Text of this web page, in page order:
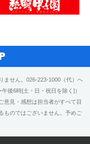
ません。026-223-1000（代）へ
後6時[土・日・祝日を除く]）
意見・感想は担当者がすべて目
ものではございません。予めご